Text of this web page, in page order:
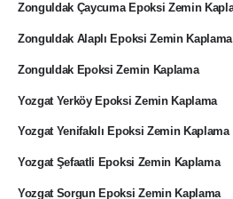
Zonguldak Çaycuma Epoksi Zemin
Zonguldak Alaplı Epoksi Zemin Kaplama
Zonguldak Epoksi Zemin Kaplama
Yozgat Yerköy Epoksi Zemin Kaplama
Yozgat Yenifakılı Epoksi Zemin Kaplama
Yozgat Şefaatli Epoksi Zemin Kaplama
Yozgat Sorgun Epoksi Zemin Kaplama